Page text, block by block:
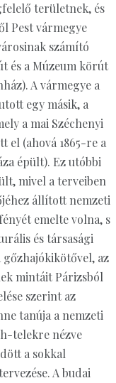
területnek, és
Pest vármegye
számító
és a Múzeum körút
A vármegye a
egy másik, a
a mai Széchenyi
el (ahová 1865-re a
épült). Ez utóbbi
mivel a terveiben
állított nemzeti
emelte volna, s
és társasági
az
mintáit Párizsból
szerint az
tanúja a nemzeti
telekre nézve
a sokkal
A budai